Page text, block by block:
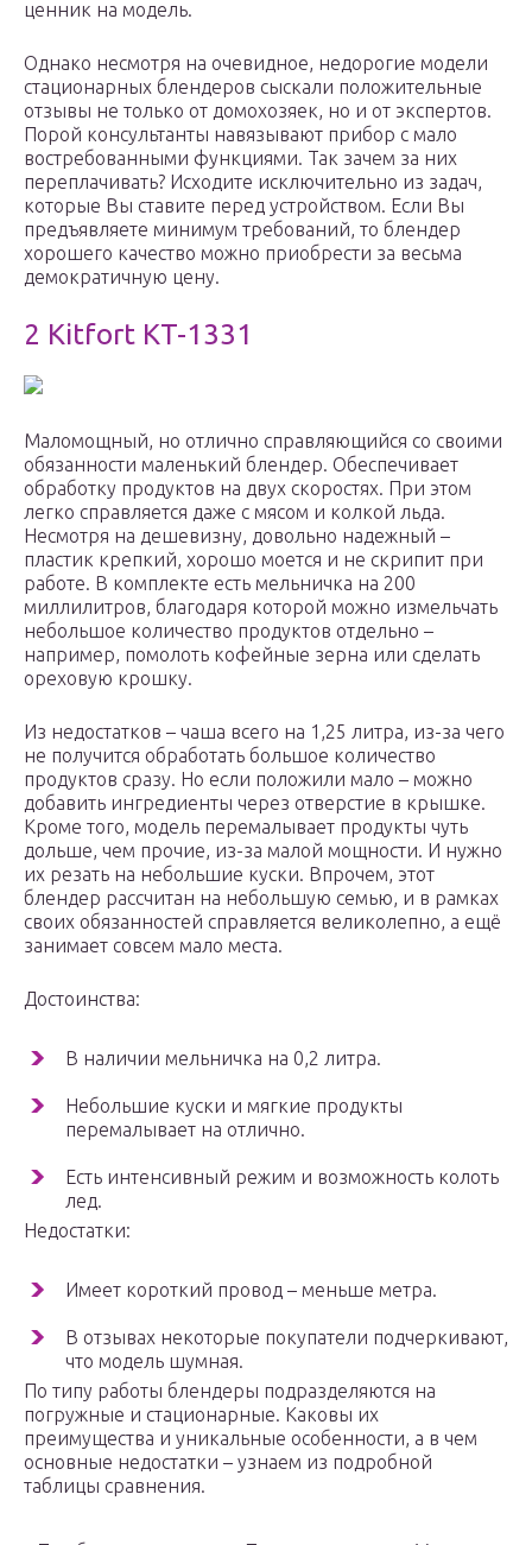
ценник на модель.
Однако несмотря на очевидное, недорогие модели
стационарных блендеров сыскали положительные
отзывы не только от домохозяек, но и от экспертов.
Порой консультанты навязывают прибор с мало
востребованными функциями. Так зачем за них
переплачивать? Исходите исключительно из задач,
которые Вы ставите перед устройством. Если Вы
предъявляете минимум требований, то блендер
хорошего качество можно приобрести за весьма
демократичную цену.
2 Kitfort KT-1331
Маломощный, но отлично справляющийся со своими
обязанности маленький блендер. Обеспечивает
обработку продуктов на двух скоростях. При этом
легко справляется даже с мясом и колкой льда.
Несмотря на дешевизну, довольно надежный –
пластик крепкий, хорошо моется и не скрипит при
работе. В комплекте есть мельничка на 200
миллилитров, благодаря которой можно измельчать
небольшое количество продуктов отдельно –
например, помолоть кофейные зерна или сделать
ореховую крошку.
Из недостатков – чаша всего на 1,25 литра, из-за чего
не получится обработать большое количество
продуктов сразу. Но если положили мало – можно
добавить ингредиенты через отверстие в крышке.
Кроме того, модель перемалывает продукты чуть
дольше, чем прочие, из-за малой мощности. И нужно
их резать на небольшие куски. Впрочем, этот
блендер рассчитан на небольшую семью, и в рамках
своих обязанностей справляется великолепно, а ещё
занимает совсем мало места.
Достоинства:
В наличии мельничка на 0,2 литра.
Небольшие куски и мягкие продукты
перемалывает на отлично.
Есть интенсивный режим и возможность колоть
лед.
Недостатки:
Имеет короткий провод – меньше метра.
В отзывах некоторые покупатели подчеркивают,
что модель шумная.
По типу работы блендеры подразделяются на
погружные и стационарные. Каковы их
преимущества и уникальные особенности, а в чем
основные недостатки – узнаем из подробной
таблицы сравнения.